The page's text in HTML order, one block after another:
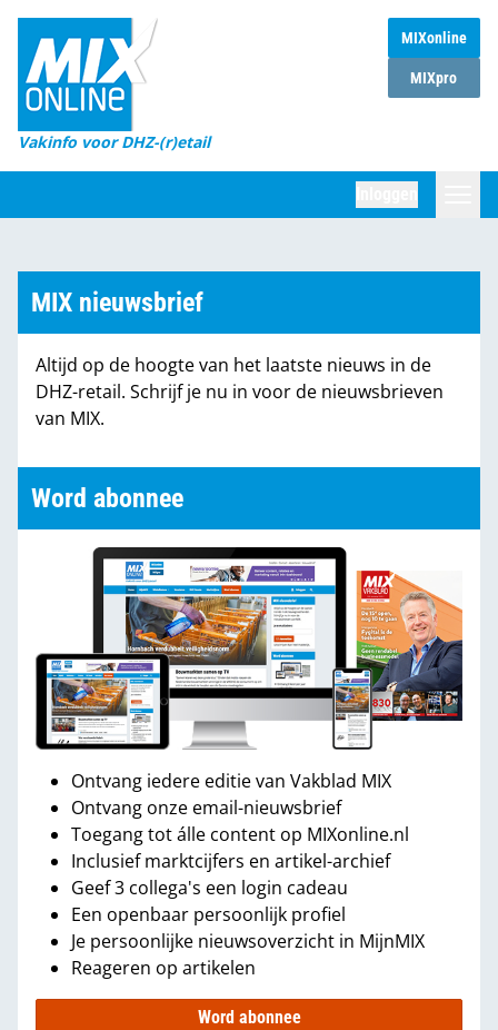
MIXonline
MIXpro
Vakinfo voor DHZ-(r)etail
Home
Magazines
DHZ Sessie
Marktcijfers
Partners
MIX nieuwsbrief
Altijd op de hoogte van het laatste nieuws in de
DHZ-retail. Schrijf je nu in voor de nieuwsbrieven
van MIX.
Word abonnee
Ontvang iedere editie van Vakblad MIX
Ontvang onze email-nieuwsbrief
Toegang tot álle content op MIXonline.nl
Inclusief marktcijfers en artikel-archief
Geef 3 collega's een login cadeau
Een openbaar persoonlijk profiel
Je persoonlijke nieuwsoverzicht in MijnMIX
Reageren op artikelen
Word abonnee